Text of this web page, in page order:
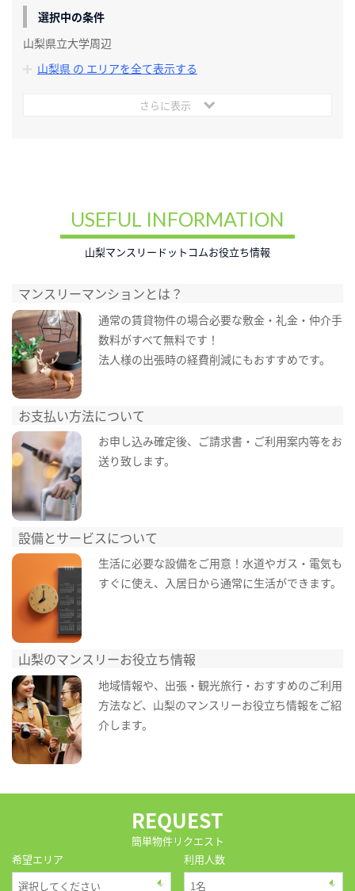
選択中の条件
山梨県立大学周辺
山梨県 の エリアを全て表示する
さらに表示
USEFUL INFORMATION
山梨マンスリードットコムお役立ち情報
マンスリーマンションとは？
通常の賃貸物件の場合必要な敷金・礼金・仲介手
数料がすべて無料です！
法人様の出張時の経費削減にもおすすめです。
お支払い方法について
お申し込み確定後、ご請求書・ご利用案内等をお
送り致します。
設備とサービスについて
生活に必要な設備をご用意！水道やガス・電気も
すぐに使え、入居日から通常に生活ができます。
山梨のマンスリーお役立ち情報
地域情報や、出張・観光旅行・おすすめのご利用
方法など、山梨のマンスリーお役立ち情報をご紹
介します。
REQUEST
簡単物件リクエスト
希望エリア
利用人数